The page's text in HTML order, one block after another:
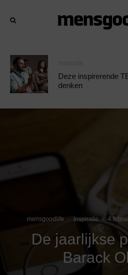
Deze inspirerende
denken
mensgoodlife · Inspiratie · 4
De jaarlijkse
Barack